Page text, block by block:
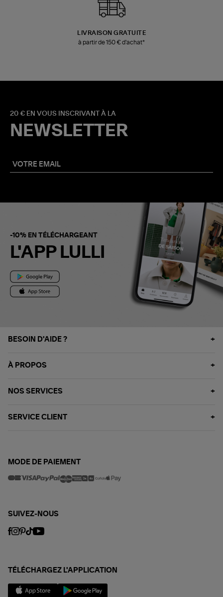
LIVRAISON GRATUITE
à partir de 150 € d'achat*
20 € EN VOUS INSCRIVANT À LA
NEWSLETTER
-10% EN TÉLÉCHARGEANT
L'APP LULLI
BESOIN D'AIDE ?
À PROPOS
NOS SERVICES
SERVICE CLIENT
MODE DE PAIEMENT
SUIVEZ-NOUS
TÉLÉCHARGEZ L'APPLICATION